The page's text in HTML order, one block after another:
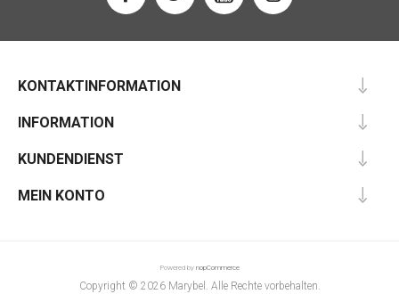
KONTAKTINFORMATION
INFORMATION
KUNDENDIENST
MEIN KONTO
Powered by nopCommerce
Copyright © 2026 Marybel. Alle Rechte vorbehalten.